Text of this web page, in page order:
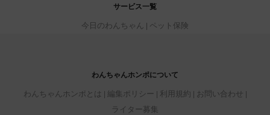
サービス一覧
今日のわんちゃん ペット保険
わんちゃんホンポについて
わんちゃんホンポとは 編集ポリシー 利用規約
お問い合わせ
ライター募集